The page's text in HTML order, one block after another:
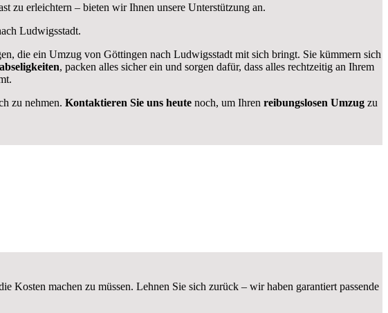
zu erleichtern – bieten wir Ihnen unsere Unterstützung an.
Ludwigsstadt.
die ein Umzug von Göttingen nach Ludwigsstadt mit sich bringt. Sie kümmern sich
, packen alles sicher ein und sorgen dafür, dass alles rechtzeitig an Ihrem
zu nehmen. Kontaktieren Sie uns heute noch, um Ihren reibungslosen Umzug zu
Kosten machen zu müssen. Lehnen Sie sich zurück – wir haben garantiert passende